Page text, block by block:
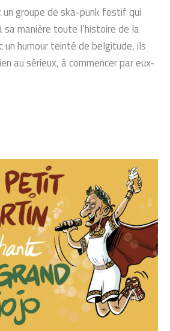
un groupe de ska-punk festif qui
manière toute l’histoire de la
un humour teinté de belgitude, ils
au sérieux, à commencer par eux-